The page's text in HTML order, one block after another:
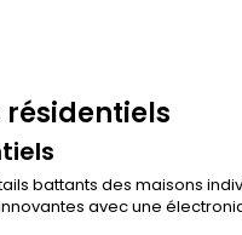
résidentiels
battants des maisons
avec une